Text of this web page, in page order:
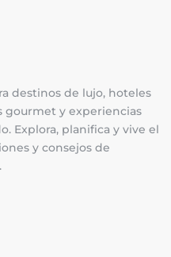
destinos de lujo, hoteles
gourmet y experiencias
Explora, planifica y vive el
y consejos de